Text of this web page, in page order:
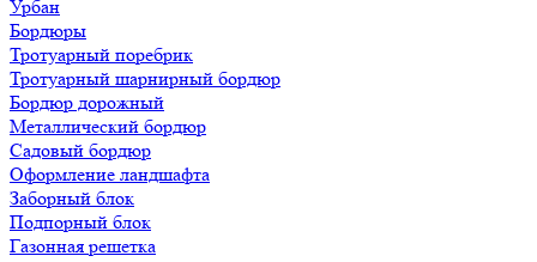
Урбан
Бордюры
Тротуарный поребрик
Тротуарный шарнирный бордюр
Бордюр дорожный
Металлический бордюр
Садовый бордюр
Оформление ландшафта
Заборный блок
Подпорный блок
Газонная решетка